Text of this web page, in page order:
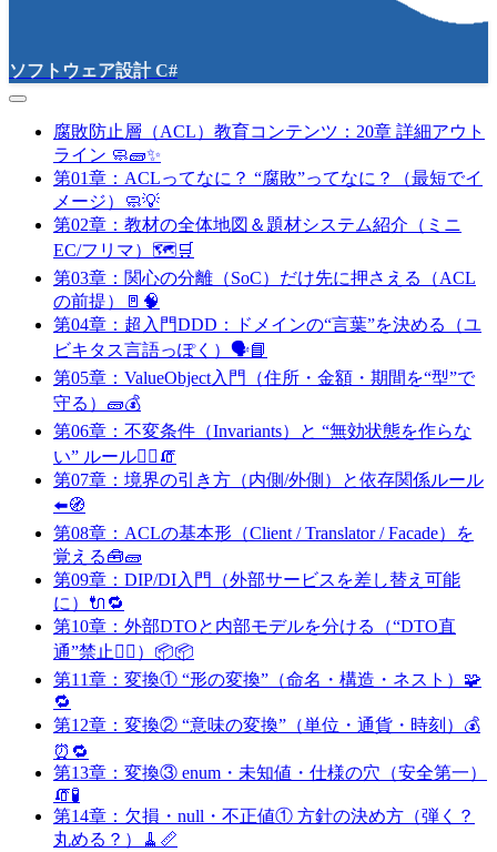
ソフトウェア設計 C#
腐敗防止層（ACL）教育コンテンツ：20章 詳細アウト
ライン 🧼🧱✨
第01章：ACLってなに？ “腐敗”ってなに？（最短でイ
メージ）🧼💡
第02章：教材の全体地図＆題材システム紹介（ミニ
EC/フリマ）🗺️🛒
第03章：関心の分離（SoC）だけ先に押さえる（ACL
の前提）🚪🧠
第04章：超入門DDD：ドメインの“言葉”を決める（ユ
ビキタス言語っぽく）🗣️📘
第05章：ValueObject入門（住所・金額・期間を“型”で
守る）🧱💰
第06章：不変条件（Invariants）と “無効状態を作らな
い” ルール👮‍♀️🧯
第07章：境界の引き方（内側/外側）と依存関係ルール
⬅️🧭
第08章：ACLの基本形（Client / Translator / Facade）を
覚える🧰🧱
第09章：DIP/DI入門（外部サービスを差し替え可能
に）🔌🔁
第10章：外部DTOと内部モデルを分ける（“DTO直
通”禁止🙅‍♀️）📦📦
第11章：変換① “形の変換”（命名・構造・ネスト）🧩
🔁
第12章：変換② “意味の変換”（単位・通貨・時刻）💰
⏰🔁
第13章：変換③ enum・未知値・仕様の穴（安全第一）
🧯🧪
第14章：欠損・null・不正値① 方針の決め方（弾く？
丸める？）🧹📏